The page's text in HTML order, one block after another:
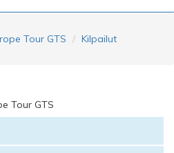
Tour GTS
Kilpailut
Tour GTS